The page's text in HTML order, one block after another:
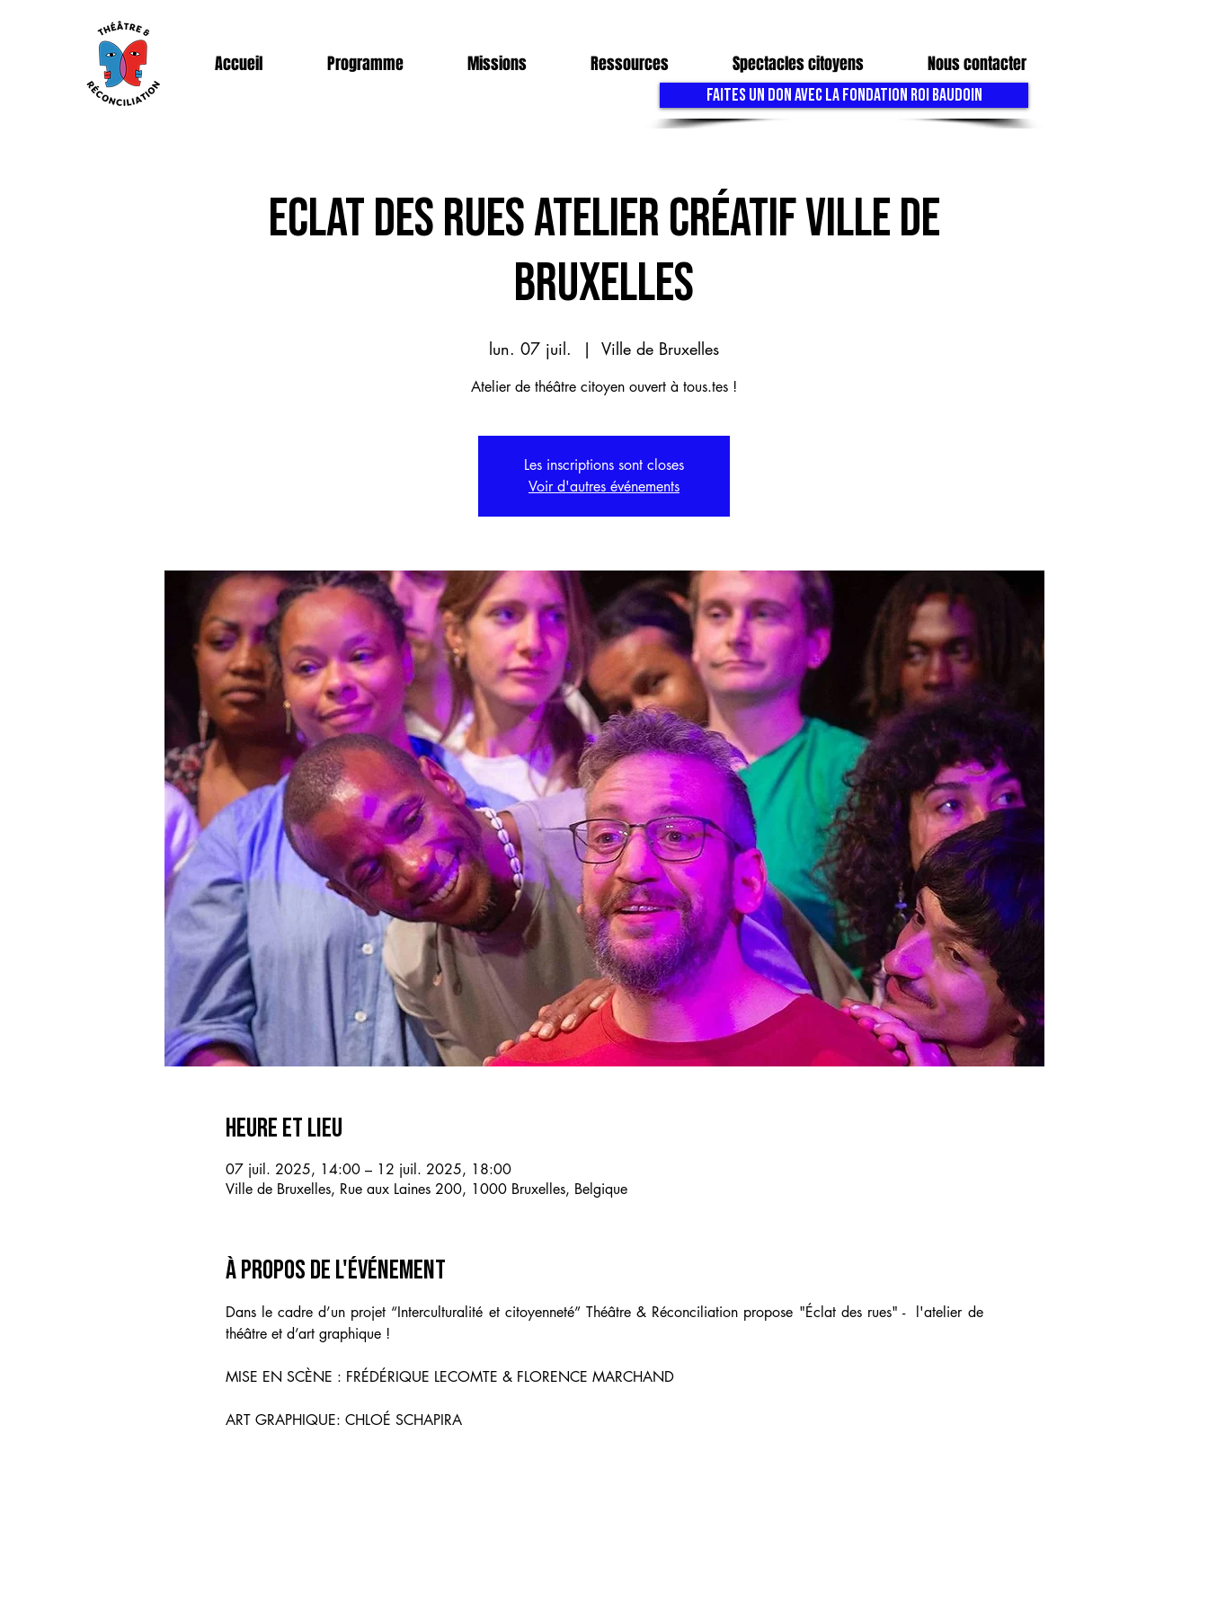
Accueil Programme Missions Ressources Spectacles citoyens Nous contacter
FAITES UN DON AVEC LA FONDATION ROI BAUDOIN
ECLAT DES RUES ATELIER CRÉATIF VILLE DE
BRUXELLES
lun. 07 juil.
  |
Ville de Bruxelles
Atelier de théâtre citoyen ouvert à tous.tes !
Les inscriptions sont closes
Voir d'autres événements
Heure et lieu
07 juil. 2025, 14:00 – 12 juil. 2025, 18:00
Ville de Bruxelles, Rue aux Laines 200, 1000 Bruxelles, Belgique
À propos de l'événement
Dans le cadre d’un projet “Interculturalité et citoyenneté” Théâtre & Réconciliation propose "Éclat des rues" -  l'atelier de
théâtre et d’art graphique !
MISE EN SCÈNE : FRÉDÉRIQUE LECOMTE & FLORENCE MARCHAND
ART GRAPHIQUE: CHLOÉ SCHAPIRA